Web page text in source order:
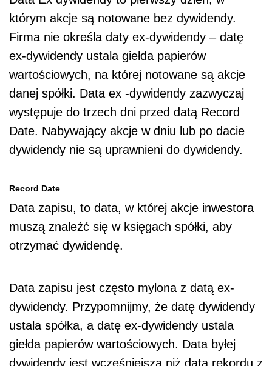
którym akcje są notowane bez dywidendy.
Firma nie określa daty ex-dywidendy – datę
ex-dywidendy ustala giełda papierów
wartościowych, na której notowane są akcje
danej spółki. Data ex -dywidendy zazwyczaj
występuje do trzech dni przed datą Record
Date. Nabywający akcje w dniu lub po dacie
dywidendy nie są uprawnieni do dywidendy.
Record Date
Data zapisu, to data, w której akcje inwestora
muszą znaleźć się w księgach spółki, aby
otrzymać dywidendę.
Data zapisu jest często mylona z datą ex-
dywidendy. Przypomnijmy, że datę dywidendy
ustala spółka, a datę ex-dywidendy ustala
giełda papierów wartościowych. Data byłej
dywidendy jest wcześniejsza niż data rekordu z